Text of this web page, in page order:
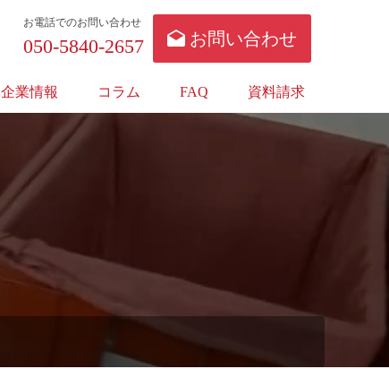
お電話でのお問い合わせ
050-5840-2657 お問い合わせ
企業情報 コラム FAQ 資料請求